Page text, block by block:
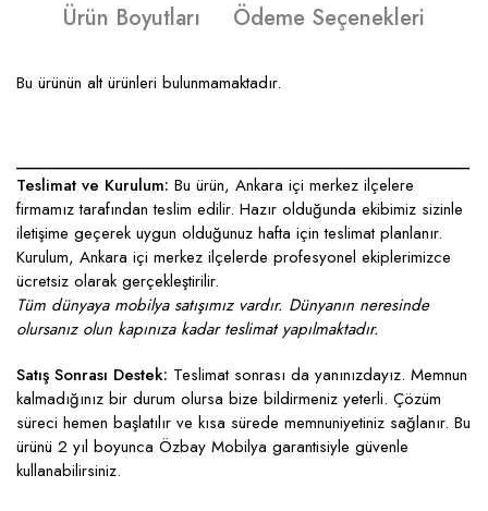
Ürün Boyutları
Ödeme Seçenekleri
Bu ürünün alt ürünleri bulunmamaktadır.
____________________________________________________
Teslimat ve Kurulum: Bu ürün, Ankara içi merkez ilçelere
firmamız tarafından teslim edilir. Hazır olduğunda ekibimiz sizinle
iletişime geçerek uygun olduğunuz hafta için teslimat planlanır.
Kurulum, Ankara içi merkez ilçelerde profesyonel ekiplerimizce
ücretsiz olarak gerçekleştirilir.
Tüm dünyaya mobilya satışımız vardır. Dünyanın neresinde
olursanız olun kapınıza kadar teslimat yapılmaktadır.
Satış Sonrası Destek: Teslimat sonrası da yanınızdayız. Memnun
kalmadığınız bir durum olursa bize bildirmeniz yeterli. Çözüm
süreci hemen başlatılır ve kısa sürede memnuniyetiniz sağlanır. Bu
ürünü 2 yıl boyunca Özbay Mobilya garantisiyle güvenle
kullanabilirsiniz.